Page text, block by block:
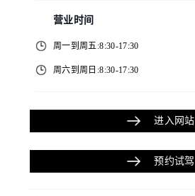
营业时间
周一到周五:8:30-17:30
周六到周日:8:30-17:30
进入网站
预约试驾